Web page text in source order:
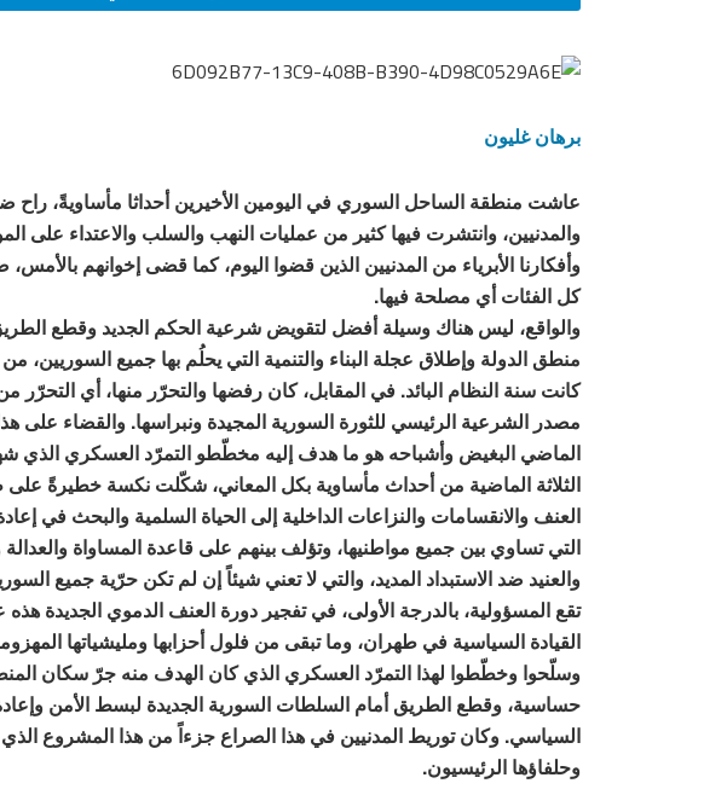
برهان غليون
عاشت منطقة الساحل السوري في اليومين الأخيرين أحداثا مأساويةً، راح
والمدنيين، وانتشرت فيها كثير من عمليات النهب والسلب والاعتداء على
وأفكارنا الأبرياء من المدنيين الذين قضوا اليوم، كما قضى إخوانهم
كل الفئات أي مصلحة فيها.
والواقع، ليس هناك وسيلة أفضل لتقويض شرعية الحكم الجديد وقطع
منطق الدولة وإطلاق عجلة البناء والتنمية التي يحلُم بها جميع السوريين، من
كانت سنة النظام البائد. في المقابل، كان رفضها والتحرّر منها، أي التحرّر
مصدر الشرعية الرئيسي للثورة السورية المجيدة ونبراسها. والقضاء على
الماضي البغيض وأشباحه هو ما هدف إليه مخطّطو التمرّد العسكري الذي
الثلاثة الماضية من أحداث مأساوية بكل المعاني، شكّلت نكسة خطيرةً
العنف والانقسامات والنزاعات الداخلية إلى الحياة السلمية والبحث في
التي تساوي بين جميع مواطنيها، وتؤلف بينهم على قاعدة المساواة
والعنيد ضد الاستبداد المديد، والتي لا تعني شيئاً إن لم تكن حرّية جميع
تقع المسؤولية، بالدرجة الأولى، في تفجير دورة العنف الدموي الجديدة هذه
القيادة السياسية في طهران، وما تبقى من فلول أحزابها ومليشياتها
وسلّحوا وخطّطوا لهذا التمرّد العسكري الذي كان الهدف منه جرّ سكان
حساسية، وقطع الطريق أمام السلطات السورية الجديدة لبسط الأمن وإعادة
السياسي. وكان توريط المدنيين في هذا الصراع جزءاً من هذا المشروع
وحلفاؤها الرئيسيون.